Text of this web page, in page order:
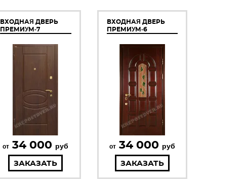
ВХОДНАЯ ДВЕРЬ
ПРЕМИУМ-7
от 34 000 руб
ЗАКАЗАТЬ
ВХОДНАЯ ДВЕРЬ
ПРЕМИУМ-6
от 34 000 руб
ЗАКАЗАТЬ